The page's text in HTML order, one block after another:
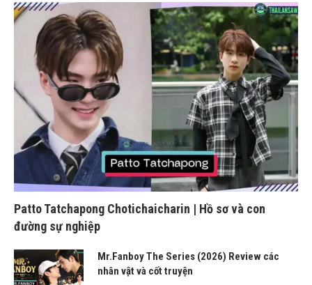
Patto Tatchapong Chotichaicharin | Hồ sơ và con
đường sự nghiệp
Mr.Fanboy The Series (2026) Review các
nhân vật và cốt truyện